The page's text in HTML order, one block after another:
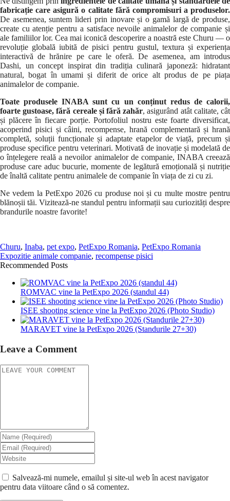
fabricație care asigură o calitate fără compromisuri a produselor.
De asemenea, suntem lideri prin inovare și o gamă largă de produse,
create cu atenție pentru a satisface nevoile animalelor de companie și
ale familiilor lor. Cea mai iconică descoperire a noastră este Churu — o
revoluție globală iubită de pisici pentru gustul, textura și experiența
interactivă de hrănire pe care le oferă. De asemenea, am introdus
Dashi, un concept inspirat din tradiția culinară japoneză: hidratant
natural, bogat în umami și diferit de orice alt produs de pe piața
animalelor de companie.
Toate produsele INABA sunt cu un conținut redus de calorii,
foarte gustoase, fără cereale și fără zahăr, asigurând atât calitate, cât
și plăcere în fiecare porție. Portofoliul nostru este foarte diversificat,
acoperind pisici și câini, recompense, hrană complementară și hrană
completă, soluții funcționale și adaptate etapelor de viață, precum și
produse specifice pentru veterinari. Motivată de inovație și modelată de
o înțelegere reală a nevoilor animalelor de companie, INABA creează
produse care aduc bucurie, momente de legătură emoțională și nutriție
de înaltă calitate pentru animalele de companie în viața de zi cu zi.
Ne vedem la PetExpo 2026 cu produse noi și cu multe mostre pentru
blănoșii tăi. Vizitează-ne standul pentru informații sau curiozități despre
brandurile noastre favorite!
Churu, Inaba, pet expo, PetExpo Romania, PetExpo Romania
Expozitie animale companie, recompense pisici
Recommended Posts
ROMVAC vine la PetExpo 2026 (standul 44)
ISEE shooting science vine la PetExpo 2026 (Photo Studio)
MARAVET vine la PetExpo 2026 (Standurile 27+30)
Leave a Comment
Salvează-mi numele, emailul și site-ul web în acest navigator
pentru data viitoare când o să comentez.